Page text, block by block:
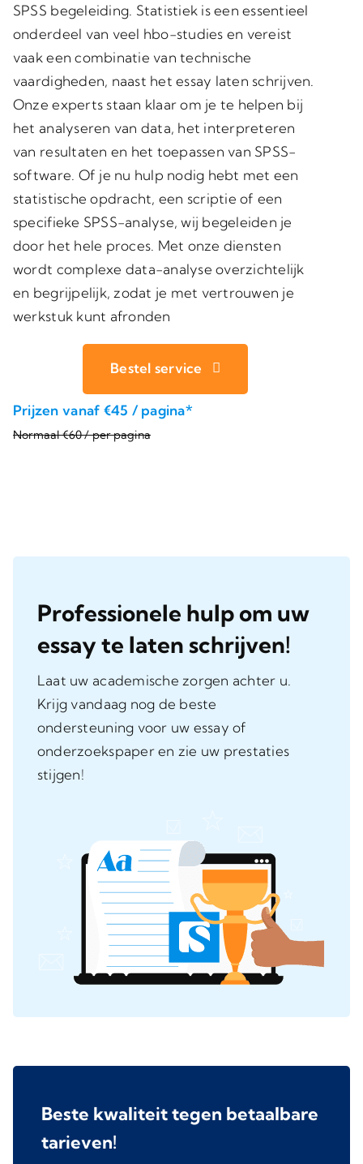
SPSS begeleiding. Statistiek is een essentieel
onderdeel van veel hbo-studies en vereist
vaak een combinatie van technische
vaardigheden, naast het essay laten schrijven.
Onze experts staan klaar om je te helpen bij
het analyseren van data, het interpreteren
van resultaten en het toepassen van SPSS-
software. Of je nu hulp nodig hebt met een
statistische opdracht, een scriptie of een
specifieke SPSS-analyse, wij begeleiden je
door het hele proces. Met onze diensten
wordt complexe data-analyse overzichtelijk
en begrijpelijk, zodat je met vertrouwen je
werkstuk kunt afronden
Bestel service
Prijzen vanaf €45 / pagina*
Normaal €60 / per pagina
Professionele hulp om uw
essay te laten schrijven!
Laat uw academische zorgen achter u.
Krijg vandaag nog de beste
ondersteuning voor uw essay of
onderzoekspaper en zie uw prestaties
stijgen!
Beste kwaliteit tegen betaalbare
tarieven!